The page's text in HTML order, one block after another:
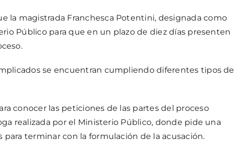
la magistrada Franchesca Potentini, designada como
Público para que en un plazo de diez días presenten
se encuentran cumpliendo diferentes tipos de
conocer las peticiones de las partes del proceso
realizada por el Ministerio Público, donde pide una
terminar con la formulación de la acusación.